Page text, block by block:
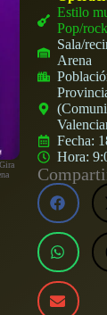
Estilo
Pop/
Sala/
Arena
Fecha:
Hora: